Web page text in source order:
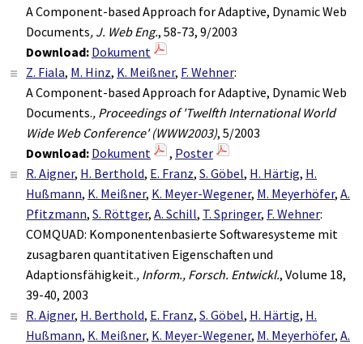
A Component-based Approach for Adaptive, Dynamic Web
Documents, J. Web Eng., 58-73, 9/2003
Download: Dokument
Z. Fiala, M. Hinz, K. Meißner, F. Wehner:
A Component-based Approach for Adaptive, Dynamic Web
Documents., Proceedings of 'Twelfth International World
Wide Web Conference' (WWW2003), 5/2003
Download: Dokument , Poster
R. Aigner, H. Berthold, E. Franz, S. Göbel, H. Härtig, H.
Hußmann, K. Meißner, K. Meyer-Wegener, M. Meyerhöfer, A.
Pfitzmann, S. Röttger, A. Schill, T. Springer, F. Wehner:
COMQUAD: Komponentenbasierte Softwaresysteme mit
zusagbaren quantitativen Eigenschaften und
Adaptionsfähigkeit., Inform., Forsch. Entwickl., Volume 18,
39-40, 2003
R. Aigner, H. Berthold, E. Franz, S. Göbel, H. Härtig, H.
Hußmann, K. Meißner, K. Meyer-Wegener, M. Meyerhöfer, A.